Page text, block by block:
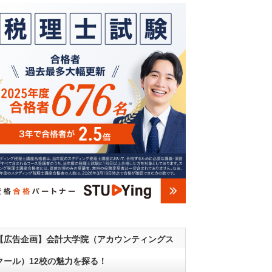
広告企画】会計大学院（アカウンティングス
ール）12校の魅力を探る！